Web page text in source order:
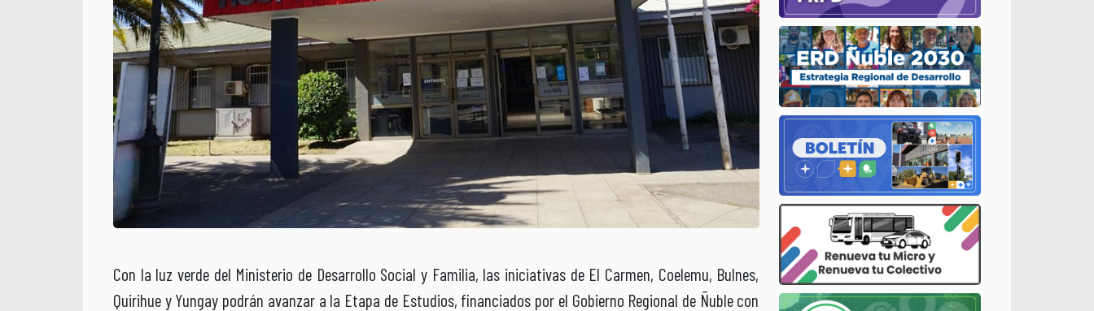
Con la luz verde del Ministerio de Desarrollo Social y Familia, las iniciativas de El Carmen, Coelemu, Bulnes,
Quirihue y Yungay podrán avanzar a la Etapa de Estudios, financiados por el Gobierno Regional de Ñuble con